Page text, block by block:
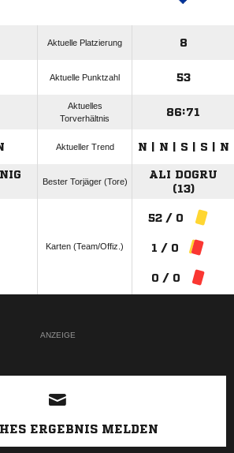
Aktuelle Platzierung 8
Aktuelle Punktzahl 53
Aktuelles
Torverhältnis
86:71
Aktueller Trend N | N | S | S | N
Bester Torjäger (Tore)
ALI DOGRU
(13)
Karten (Team/Offiz.)
52 / 0
1 / 0
0 / 0
ANZEIGE
ERGEBNIS MELDEN